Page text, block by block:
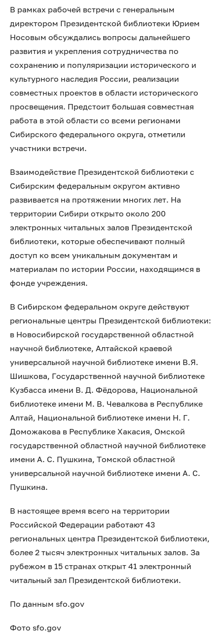
В рамках рабочей встречи с генеральным
директором Президентской библиотеки Юрием
Носовым обсуждались вопросы дальнейшего
развития и укрепления сотрудничества по
сохранению и популяризации исторического и
культурного наследия России, реализации
совместных проектов в области исторического
просвещения. Предстоит большая совместная
работа в этой области со всеми регионами
Сибирского федерального округа, отметили
участники встречи.
Взаимодействие Президентской библиотеки с
Сибирским федеральным округом активно
развивается на протяжении многих лет. На
территории Сибири открыто около 200
электронных читальных залов Президентской
библиотеки, которые обеспечивают полный
доступ ко всем уникальным документам и
материалам по истории России, находящимся в
фонде учреждения.
В Сибирском федеральном округе действуют
региональные центры Президентской библиотеки:
в Новосибирской государственной областной
научной библиотеке, Алтайской краевой
универсальной научной библиотеке имени В.Я.
Шишкова, Государственной научной библиотеке
Кузбасса имени В. Д. Фёдорова, Национальной
библиотеке имени М. В. Чевалкова в Республике
Алтай, Национальной библиотеке имени Н. Г.
Доможакова в Республике Хакасия, Омской
государственной областной научной библиотеке
имени А. С. Пушкина, Томской областной
универсальной научной библиотеке имени А. С.
Пушкина.
В настоящее время всего на территории
Российской Федерации работают 43
региональных центра Президентской библиотеки,
более 2 тысяч электронных читальных залов. За
рубежом в 15 странах открыт 41 электронный
читальный зал Президентской библиотеки.
По данным sfo.gov
Фото sfo.gov